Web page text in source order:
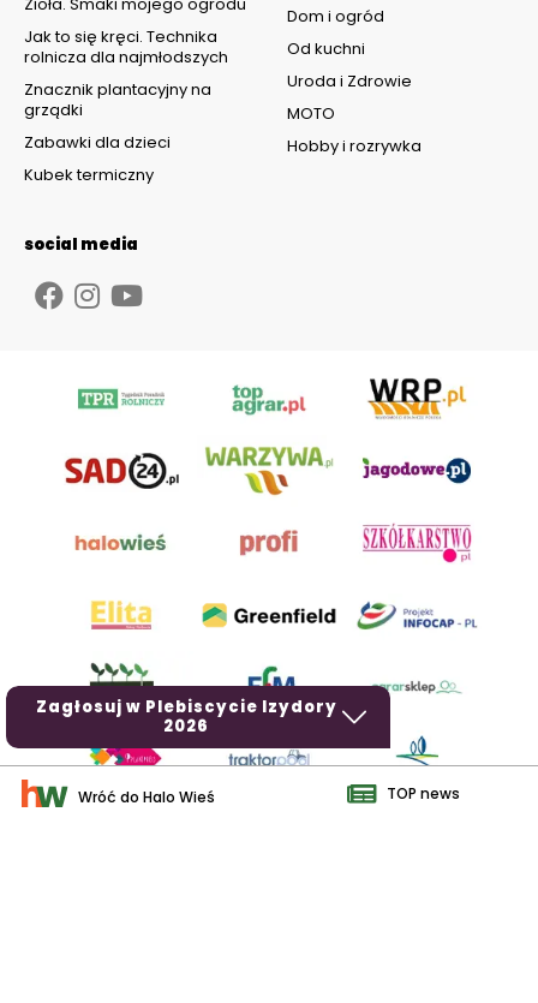
Zagłosuj w Plebiscycie Izydory
2026
Dom i ogród
Od kuchni
Uroda i Zdrowie
MOTO
Hobby i rozrywka
Jak to się kręci. Technika
rolnicza dla najmłodszych
Znacznik plantacyjny na
grządki
Zabawki dla dzieci
Kubek termiczny
social media
Wróć do Halo Wieś TOP news